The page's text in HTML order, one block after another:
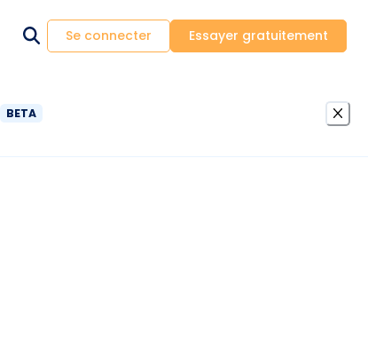
BETA
Se connecter Essayer gratuitement